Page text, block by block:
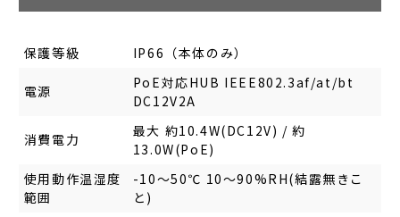
保護等級 IP66（本体のみ）
電源
PoE対応HUB IEEE802.3af/at/bt
DC12V2A
消費電力
最大 約10.4W(DC12V) / 約
13.0W(PoE)
使用動作温湿度
範囲
-10～50℃ 10～90%RH(結露無きこ
と)